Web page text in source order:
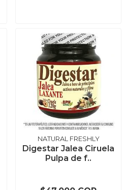
NATURAL FRESHLY
Digestar Jalea Ciruela
Pulpa de f..